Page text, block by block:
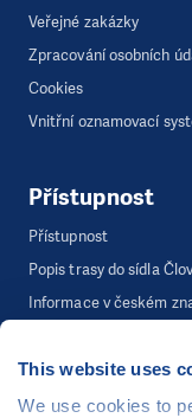
This website uses
We use cookies to
Veřejné zakázky
Zpracování osobních
Cookies
Vnitřní oznamovací
Přístupnost
Přístupnost
Popis trasy do sídla
Informace v českém